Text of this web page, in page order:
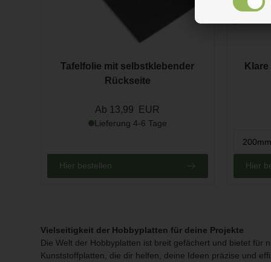
Tafelfolie mit selbstklebender
Rückseite
Ab 13,99 EUR
Lieferung 4-6 Tage
Hier bestellen Hier
Vielseitigkeit der Hobbyplatten für deine Projekte
Die Welt der Hobbyplatten ist breit gefächert und bietet für
Kunststoffplatten, die dir helfen, deine Ideen präzise und